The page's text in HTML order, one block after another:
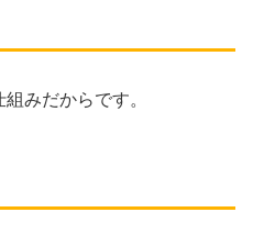
みだからです。